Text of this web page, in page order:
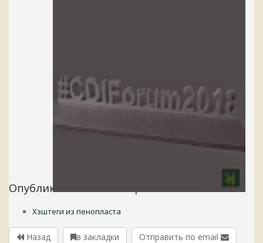
Опубликовано в категориях:
Хэштеги из пенопласта
Назад в закладки Отправить по email